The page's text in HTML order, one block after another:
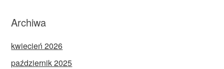
Archiwa
kwiecień 2026
październik 2025